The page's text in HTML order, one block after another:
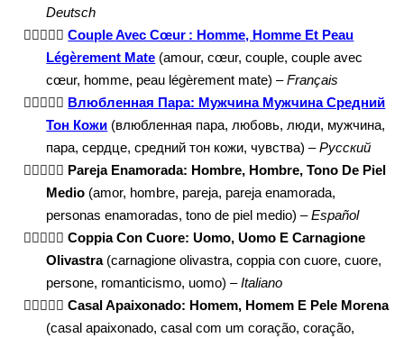
Deutsch
👨🏽‍❤️‍👨🏽 Couple Avec Cœur : Homme, Homme Et Peau
Légèrement Mate (amour, cœur, couple, couple avec
cœur, homme, peau légèrement mate) –Français
👨🏽‍❤️‍👨🏽 Влюбленная Пара: Мужчина Мужчина Средний
Тон Кожи (влюбленная пара, любовь, люди, мужчина,
пара, сердце, средний тон кожи, чувства) –Русский
👨🏽‍❤️‍👨🏽 Pareja Enamorada: Hombre, Hombre, Tono De Piel
Medio (amor, hombre, pareja, pareja enamorada,
personas enamoradas, tono de piel medio) –Español
👨🏽‍❤️‍👨🏽 Coppia Con Cuore: Uomo, Uomo E Carnagione
Olivastra(carnagione olivastra, coppia con cuore, cuore,
persone, romanticismo, uomo) –Italiano
👨🏽‍❤️‍👨🏽 Casal Apaixonado: Homem, Homem E Pele Morena
(casal apaixonado, casal com um coração, coração,